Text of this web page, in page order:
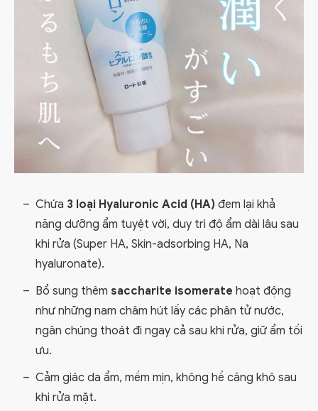
Chứa 3 loại Hyaluronic Acid (HA) đem lại khả
năng dưỡng ẩm tuyệt vời, duy trì độ ẩm dài lâu sau
khi rửa (Super HA, Skin-adsorbing HA, Na
hyaluronate).
Bổ sung thêm saccharite isomerate hoạt động
như những nam châm hút lấy các phân tử nước,
ngăn chúng thoát đi ngay cả sau khi rửa, giữ ẩm tối
ưu.
Cảm giác da ẩm, mềm mịn, không hề căng khô sau
khi rửa mặt.